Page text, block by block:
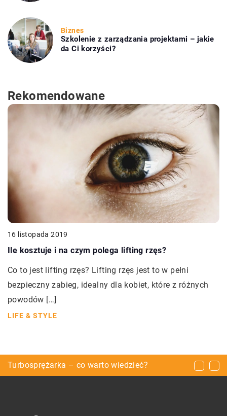
Biznes
Szkolenie z zarządzania projektami – jakie
da Ci korzyści?
Rekomendowane
16 listopada 2019
Ile kosztuje i na czym polega lifting rzęs?
Co to jest lifting rzęs? Lifting rzęs jest to w pełni
bezpieczny zabieg, idealny dla kobiet, które z różnych
powodów […]
LIFE & STYLE
W jakie meble wyposażyć pokój dziecięcy?
Turbosprężarka – co warto wiedzieć?
Popularne ekspresy do kawy